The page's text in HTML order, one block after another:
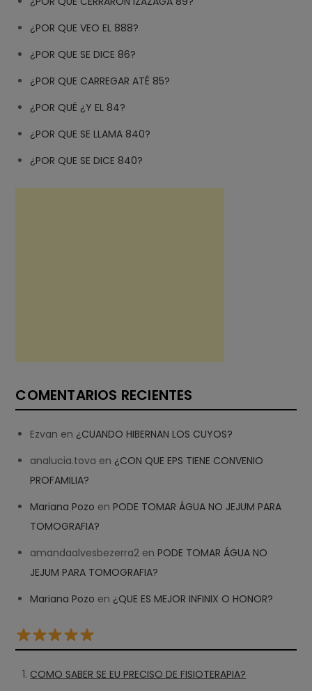
¿POR QUE VEO EL 888?
¿POR QUE SE DICE 86?
¿POR QUE CARREGAR ATÉ 85?
¿POR QUÉ ¿Y EL 84?
¿POR QUE SE LLAMA 840?
¿POR QUE SE DICE 840?
COMENTARIOS RECIENTES
Ezvan en ¿CUANDO HIBERNAN LOS CUYOS?
analucia.tova en ¿CON QUE EPS TIENE CONVENIO
PROFAMILIA?
Mariana Pozo enPODE TOMAR ÁGUA NO JEJUM PARA
TOMOGRAFIA?
amandaalvesbezerra2 enPODE TOMAR ÁGUA NO
JEJUM PARA TOMOGRAFIA?
Mariana Pozo en ¿QUE ES MEJOR INFINIX O HONOR?
COMO SABER SE EU PRECISO DE FISIOTERAPIA?